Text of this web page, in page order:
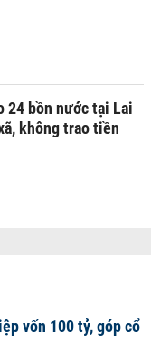
24 bồn nước tại Lai
không trao tiền
vốn 100 tỷ, góp cổ